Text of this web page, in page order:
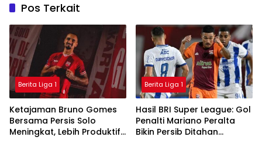
Pos Terkait
Berita Liga 1
Ketajaman Bruno Gomes
Bersama Persis Solo
Meningkat, Lebih Produktif
Berita Liga 1
Hasil BRI Super League: Gol
Penalti Mariano Peralta
Bikin Persib Ditahan